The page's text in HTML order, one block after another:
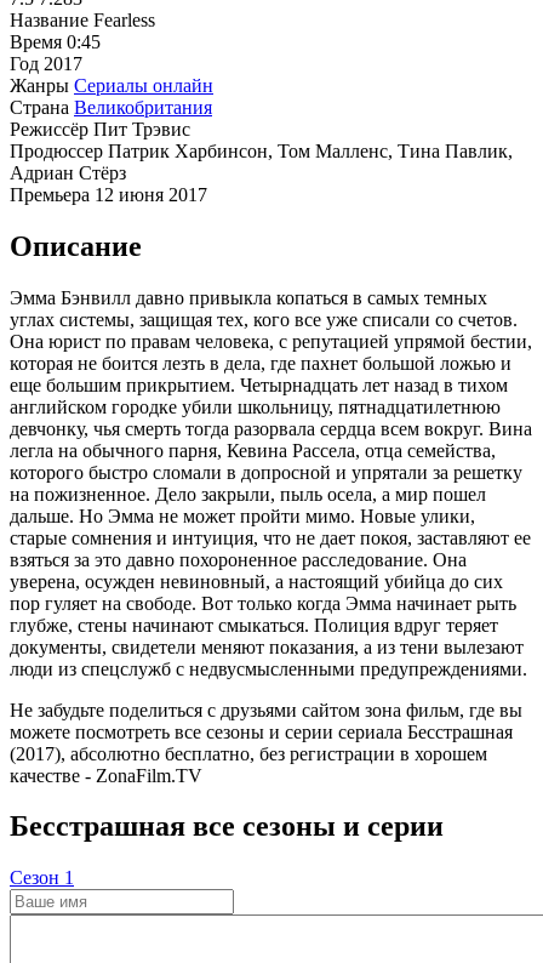
Название Fearless
Время 0:45
Год 2017
Жанры Сериалы онлайн
Страна Великобритания
Режиссёр Пит Трэвис
Продюссер Патрик Харбинсон, Том Малленс, Тина Павлик,
Адриан Стёрз
Премьера 12 июня 2017
Описание
Эмма Бэнвилл давно привыкла копаться в самых темных
углах системы, защищая тех, кого все уже списали со счетов.
Она юрист по правам человека, с репутацией упрямой бестии,
которая не боится лезть в дела, где пахнет большой ложью и
еще большим прикрытием. Четырнадцать лет назад в тихом
английском городке убили школьницу, пятнадцатилетнюю
девчонку, чья смерть тогда разорвала сердца всем вокруг. Вина
легла на обычного парня, Кевина Рассела, отца семейства,
которого быстро сломали в допросной и упрятали за решетку
на пожизненное. Дело закрыли, пыль осела, а мир пошел
дальше. Но Эмма не может пройти мимо. Новые улики,
старые сомнения и интуиция, что не дает покоя, заставляют ее
взяться за это давно похороненное расследование. Она
уверена, осужден невиновный, а настоящий убийца до сих
пор гуляет на свободе. Вот только когда Эмма начинает рыть
глубже, стены начинают смыкаться. Полиция вдруг теряет
документы, свидетели меняют показания, а из тени вылезают
люди из спецслужб с недвусмысленными предупреждениями.
Не забудьте поделиться с друзьями сайтом зона фильм, где вы
можете посмотреть все сезоны и серии сериала Бесстрашная
(2017), абсолютно бесплатно, без регистрации в хорошем
качестве - ZonaFilm.TV
Бесстрашная все сезоны и серии
Cезон 1